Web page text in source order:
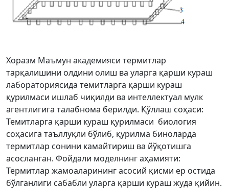
Хоразм Маъмун академияси термитлар
тарқалишини олдини олиш ва уларга қарши кураш
лабораториясида темитларга қарши кураш
қурилмаси ишлаб чиқилди ва интеллектуал мулк
агентлигига талабнома берилди. Қўллаш соҳаси:
Темитларга қарши кураш қурилмаси биология
соҳасига таъллуқли бўлиб, қурилма биноларда
термитлар сонини камайтириш ва йўқотишга
асосланган. Фойдали моделнинг аҳамияти:
Термитлар жамоаларининг асосий қисми ер остида
бўлганлиги сабабли уларга қарши кураш жуда қийин.